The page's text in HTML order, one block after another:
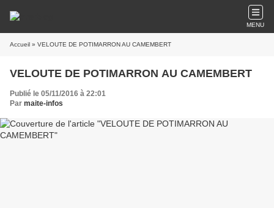
MENU
Accueil » VELOUTE DE POTIMARRON AU CAMEMBERT
VELOUTE DE POTIMARRON AU CAMEMBERT
Publié le 05/11/2016 à 22:01
Par maite-infos